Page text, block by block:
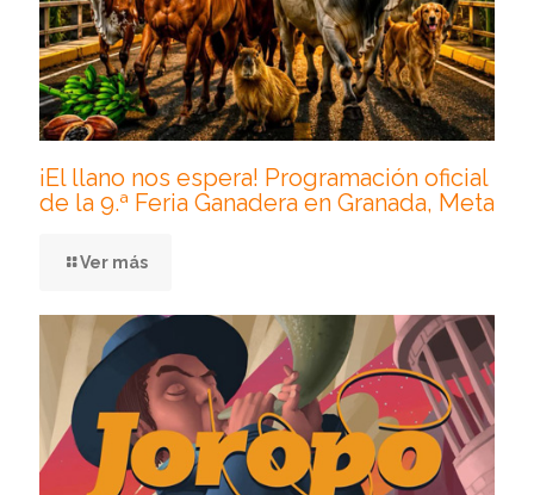
¡El llano nos espera! Programación oficial
de la 9.ª Feria Ganadera en Granada, Meta
Ver más